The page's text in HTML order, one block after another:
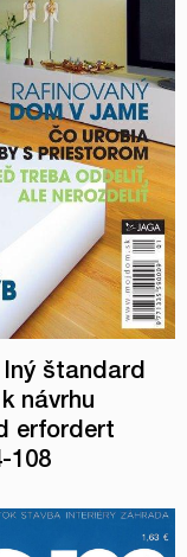
Iný štandard
návrhu
erfordert
108